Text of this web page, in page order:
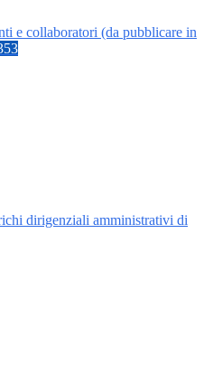
e collaboratori (da pubblicare in
dirigenziali amministrativi di